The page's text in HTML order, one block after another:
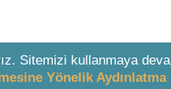
Sitemizi kullanmaya
Yönelik